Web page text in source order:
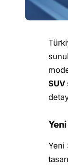
SUV
Yeni